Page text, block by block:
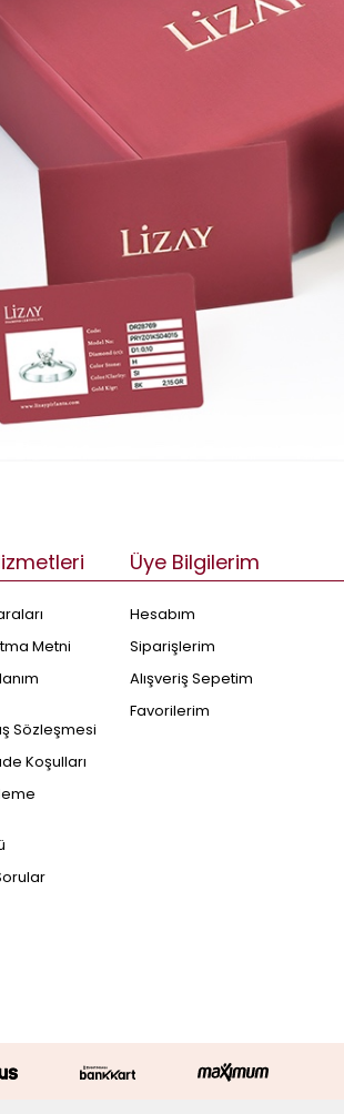
Metni
Sözleşmesi
Koşulları
Üye Bilgilerim
Hesabım
Siparişlerim
Alışveriş Sepetim
Favorilerim